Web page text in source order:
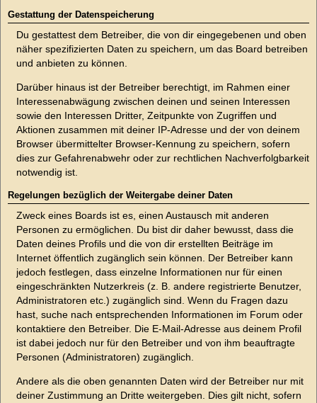
Gestattung der Datenspeicherung
Du gestattest dem Betreiber, die von dir eingegebenen und oben
näher spezifizierten Daten zu speichern, um das Board betreiben
und anbieten zu können.
Darüber hinaus ist der Betreiber berechtigt, im Rahmen einer
Interessenabwägung zwischen deinen und seinen Interessen
sowie den Interessen Dritter, Zeitpunkte von Zugriffen und
Aktionen zusammen mit deiner IP-Adresse und der von deinem
Browser übermittelter Browser-Kennung zu speichern, sofern
dies zur Gefahrenabwehr oder zur rechtlichen Nachverfolgbarkeit
notwendig ist.
Regelungen bezüglich der Weitergabe deiner Daten
Zweck eines Boards ist es, einen Austausch mit anderen
Personen zu ermöglichen. Du bist dir daher bewusst, dass die
Daten deines Profils und die von dir erstellten Beiträge im
Internet öffentlich zugänglich sein können. Der Betreiber kann
jedoch festlegen, dass einzelne Informationen nur für einen
eingeschränkten Nutzerkreis (z. B. andere registrierte Benutzer,
Administratoren etc.) zugänglich sind. Wenn du Fragen dazu
hast, suche nach entsprechenden Informationen im Forum oder
kontaktiere den Betreiber. Die E-Mail-Adresse aus deinem Profil
ist dabei jedoch nur für den Betreiber und von ihm beauftragte
Personen (Administratoren) zugänglich.
Andere als die oben genannten Daten wird der Betreiber nur mit
deiner Zustimmung an Dritte weitergeben. Dies gilt nicht, sofern